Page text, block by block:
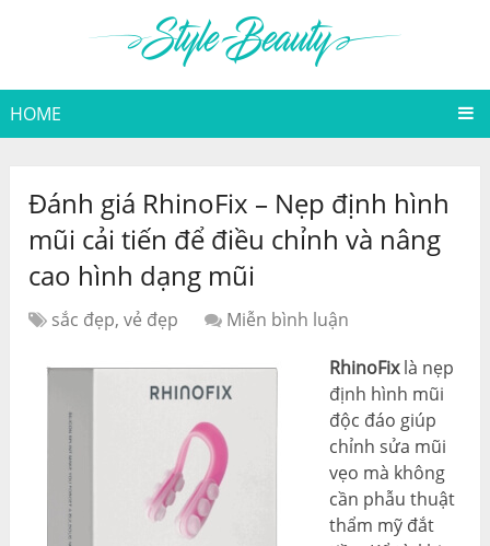
HOME
Đánh giá RhinoFix – Nẹp định hình
mũi cải tiến để điều chỉnh và nâng
cao hình dạng mũi
sắc đẹp, vẻ đẹp
Miễn bình luận
RhinoFixlà nẹp
định hình mũi
độc đáo giúp
chỉnh sửa mũi
vẹo mà không
cần phẫu thuật
thẩm mỹ đắt